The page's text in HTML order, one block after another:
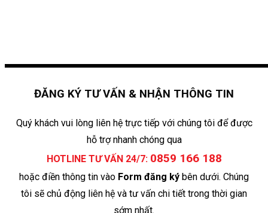
ĐĂNG KÝ TƯ VẤN & NHẬN THÔNG TIN
Quý khách vui lòng liên hệ trực tiếp với chúng tôi để được
hỗ trợ nhanh chóng qua
HOTLINE TƯ VẤN 24/7: 0859 166 188
hoặc điền thông tin vào Form đăng ký bên dưới. Chúng
tôi sẽ chủ động liên hệ và tư vấn chi tiết trong thời gian
sớm nhất.